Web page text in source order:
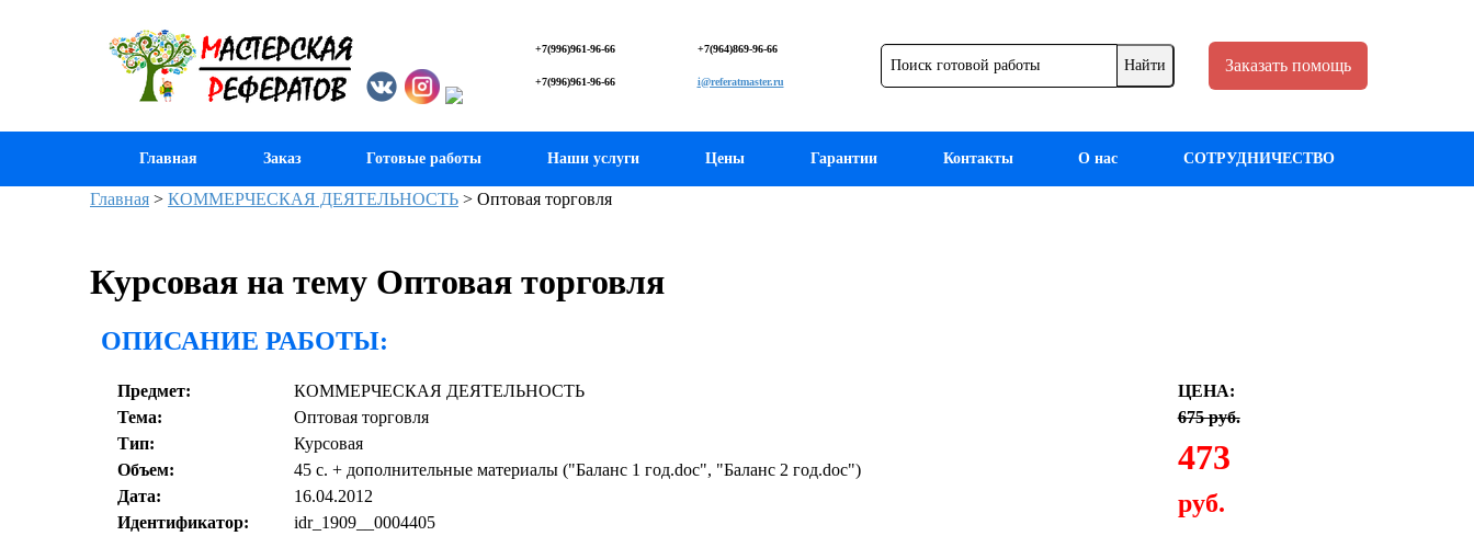
+7(996)961-96-66 +7(964)869-96-66
+7(996)961-96-66 i@referatmaster.ru
Заказать помощь
Главная Заказ Готовые работы Наши услуги Цены Гарантии Контакты О нас СОТРУДНИЧЕСТВО
Главная > КОММЕРЧЕСКАЯ ДЕЯТЕЛЬНОСТЬ > Оптовая торговля
Курсовая на тему Оптовая торговля
ОПИСАНИЕ РАБОТЫ:
Предмет:
КОММЕРЧЕСКАЯ ДЕЯТЕЛЬНОСТЬ
Тема:
Оптовая торговля
Тип:
Курсовая
Объем:
45 с. + дополнительные материалы ("Баланс 1 год.doc", "Баланс 2 год.doc")
Дата:
16.04.2012
Идентификатор:
idr_1909__0004405
ЦЕНА:
675 руб.
473
руб.